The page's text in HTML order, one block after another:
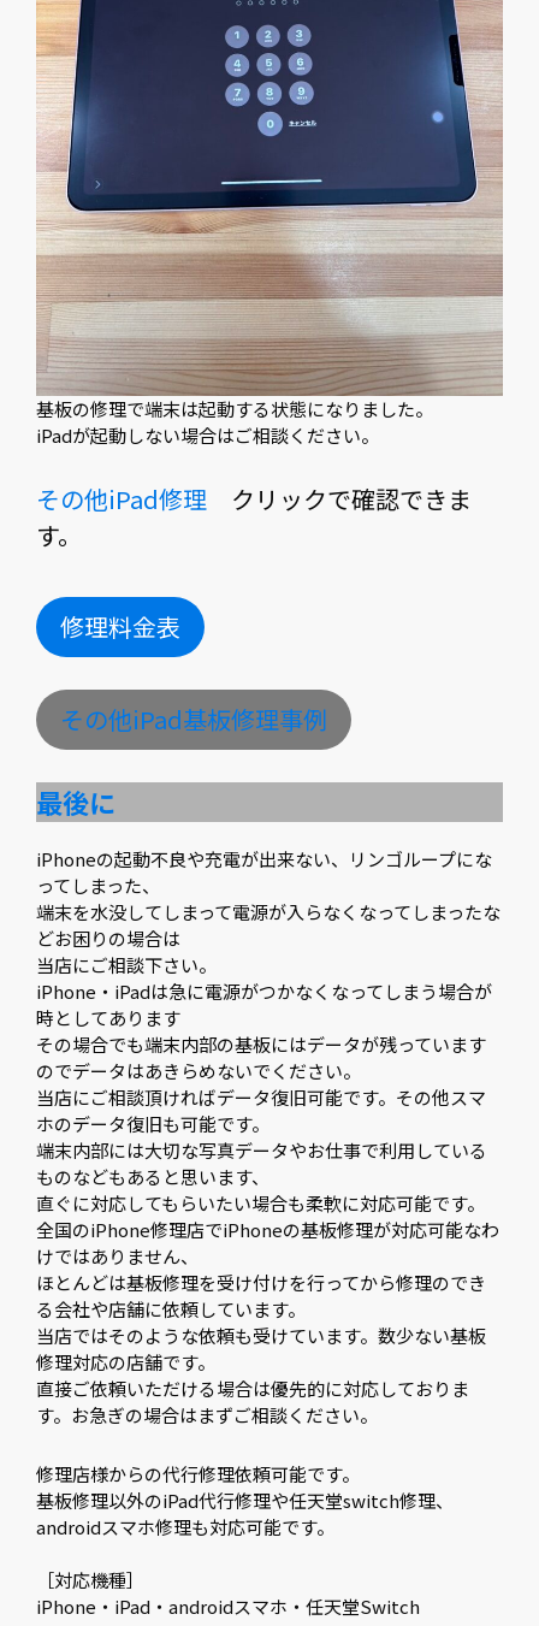
基板の修理で端末は起動する状態になりました。
iPadが起動しない場合はご相談ください。
その他iPad修理 クリックで確認できま
す。
修理料金表
その他iPad基板修理事例
最後に
iPhoneの起動不良や充電が出来ない、リンゴループにな
ってしまった、
端末を水没してしまって電源が入らなくなってしまったな
どお困りの場合は
当店にご相談下さい。
iPhone・iPadは急に電源がつかなくなってしまう場合が
時としてあります
その場合でも端末内部の基板にはデータが残っています
のでデータはあきらめないでください。
当店にご相談頂ければデータ復旧可能です。その他スマ
ホのデータ復旧も可能です。
端末内部には大切な写真データやお仕事で利用している
ものなどもあると思います、
直ぐに対応してもらいたい場合も柔軟に対応可能です。
全国のiPhone修理店でiPhoneの基板修理が対応可能なわ
けではありません、
ほとんどは基板修理を受け付けを行ってから修理のでき
る会社や店舗に依頼しています。
当店ではそのような依頼も受けています。数少ない基板
修理対応の店舗です。
直接ご依頼いただける場合は優先的に対応しておりま
す。お急ぎの場合はまずご相談ください。
修理店様からの代行修理依頼可能です。
基板修理以外のiPad代行修理や任天堂switch修理、
androidスマホ修理も対応可能です。
［対応機種］
iPhone・iPad・androidスマホ・任天堂Switch